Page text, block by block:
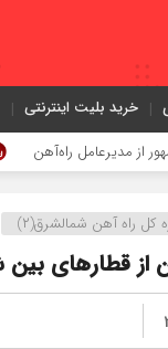
خرید بلیت اینترنتی
راه‌آهن
كل راه آهن شمالشرق(۲)